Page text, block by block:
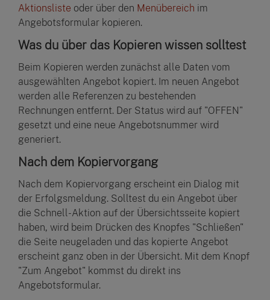
Aktionsliste oder über den Menübereich im
Angebotsformular kopieren.
Was du über das Kopieren wissen solltest
Beim Kopieren werden zunächst alle Daten vom
ausgewählten Angebot kopiert. Im neuen Angebot
werden alle Referenzen zu bestehenden
Rechnungen entfernt. Der Status wird auf "OFFEN"
gesetzt und eine neue Angebotsnummer wird
generiert.
Nach dem Kopiervorgang
Nach dem Kopiervorgang erscheint ein Dialog mit
der Erfolgsmeldung. Solltest du ein Angebot über
die Schnell-Aktion auf der Übersichtsseite kopiert
haben, wird beim Drücken des Knopfes "Schließen"
die Seite neugeladen und das kopierte Angebot
erscheint ganz oben in der Übersicht. Mit dem Knopf
"Zum Angebot" kommst du direkt ins
Angebotsformular.